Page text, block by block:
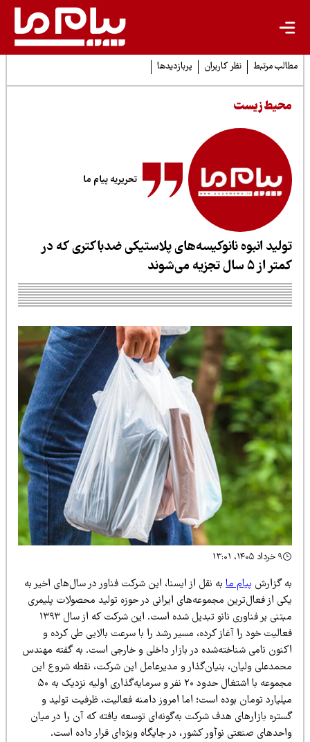
مرتبط نظر کاربران پربازدیدها
زیست
تحریریه پیام ما
انبوه نانوکیسه‌های پلاستیکی ضدباکتری که در
۵ سال تجزیه می‌شوند
گزارشپیام مابه نقل از ایسنا، این شرکت فناور در سال‌های اخیر به
از فعال‌ترین مجموعه‌های ایرانی در حوزه تولید محصولات پلیمری
مبتنی بر فناوری نانو تبدیل شده است. این شرکت که از سال ۱۳۹۳
خود را آغاز کرده، مسیر رشد را با سرعت بالایی طی کرده و
نامی شناخته‌شده در بازار داخلی و خارجی است. به گفته مهندس
ولیان، بنیان‌گذار و مدیرعامل این شرکت، نقطه شروع این
مجموعه با اشتغال حدود ۲۰ نفر و سرمایه‌گذاری اولیه نزدیک به ۵۰
تومان بوده است؛ اما امروز دامنه فعالیت، ظرفیت تولید و
بازارهای هدف شرکت به‌گونه‌ای توسعه یافته که آن را در میان
صنعتی نوآور کشور، در جایگاه ویژه‌ای قرار داده است.